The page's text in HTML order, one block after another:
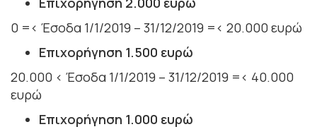
0 =< Έσοδα 1/1/2019 – 31/12/2019 =< 20.000 ευρώ
Επιχορήγηση 1.500 ευρώ
20.000 < Έσοδα 1/1/2019 – 31/12/2019 =< 40.000
ευρώ
Επιχορήγηση 1.000 ευρώ